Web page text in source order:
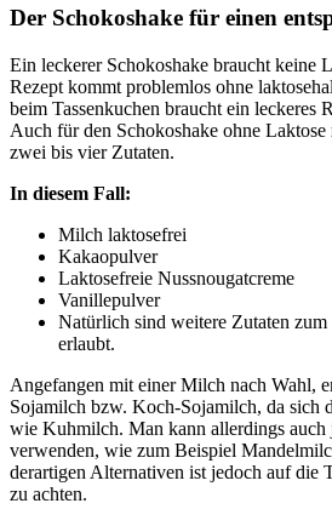
Der Schokoshake für einen
Ein leckerer Schokoshake braucht keine
Rezept kommt problemlos ohne
beim Tassenkuchen braucht ein leckeres
Auch für den Schokoshake ohne Laktose
zwei bis vier Zutaten.
In diesem Fall:
Milch laktosefrei
Kakaopulver
Laktosefreie Nussnougatcreme
Vanillepulver
Natürlich sind weitere Zutaten zum
erlaubt.
Angefangen mit einer Milch nach Wahl,
Sojamilch bzw. Koch-Sojamilch, da sich
wie Kuhmilch. Man kann allerdings
verwenden, wie zum Beispiel
derartigen Alternativen ist jedoch auf die
zu achten.